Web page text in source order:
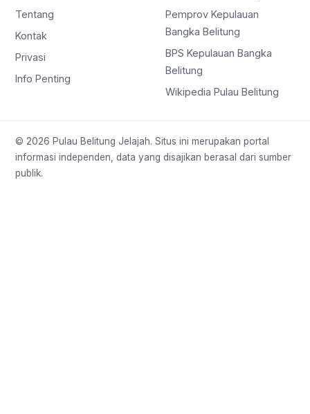
Tentang
Kontak
Privasi
Info Penting
Pemprov Kepulauan
Bangka Belitung
BPS Kepulauan Bangka
Belitung
Wikipedia Pulau Belitung
© 2026 Pulau Belitung Jelajah. Situs ini merupakan portal
informasi independen, data yang disajikan berasal dari sumber
publik.